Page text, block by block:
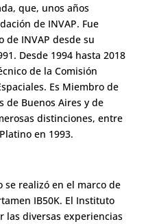
que, unos años
de INVAP. Fue
de INVAP desde su
Desde 1994 hasta 2018
de la Comisión
Es Miembro de
de Buenos Aires y de
distinciones, entre
en 1993.
se realizó en el marco de
IB50K. El Instituto
las diversas experiencias